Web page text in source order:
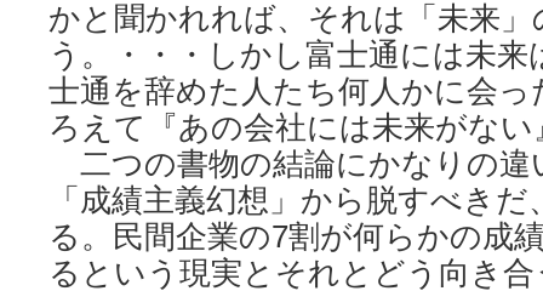
かと聞かれれば、それは「未来
う。・・・しかし富士通には未
士通を辞めた人たち何人かに会
ろえて『あの会社には未来がな
二つの書物の結論にかなりの違
「成績主義幻想」から脱すべき
る。民間企業の7割が何らかの成
るという現実とそれとどう向き